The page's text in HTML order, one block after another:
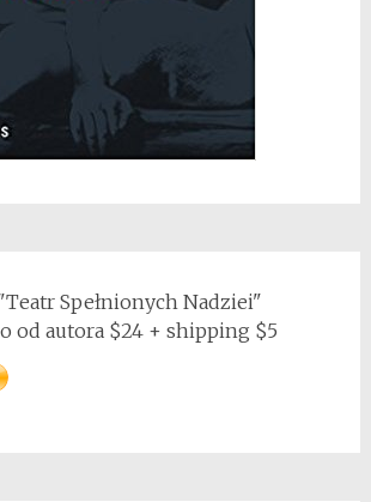
Spełnionych Nadziei"
od autora $24 + shipping $5